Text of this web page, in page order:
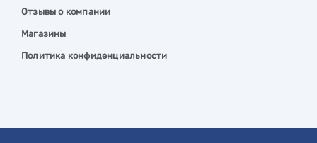
Отзывы о компании
Магазины
Политика конфиденциальности